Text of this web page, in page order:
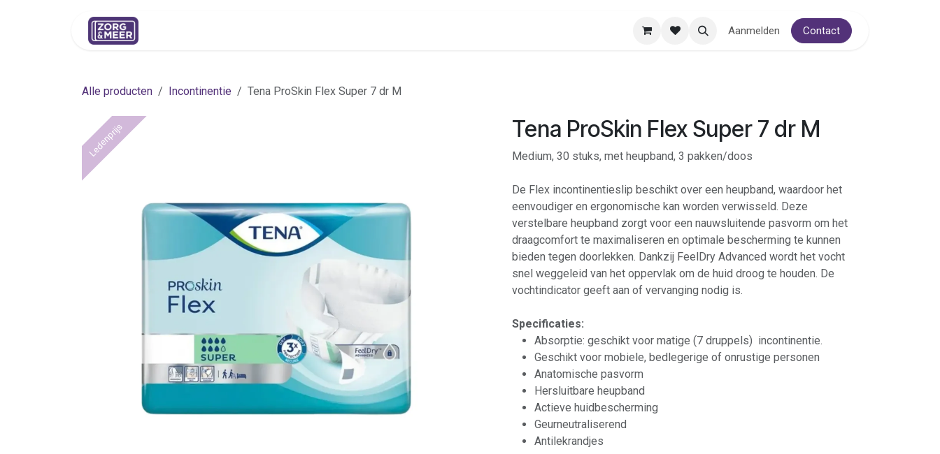
Aanmelden Contact
Alle producten Incontinentie Tena ProSkin Flex Super 7 dr M
Ledenprijs Tena ProSkin Flex Super 7 dr M
Medium, 30 stuks, met heupband, 3 pakken/doos
De Flex incontinentieslip beschikt over een heupband, waardoor het
eenvoudiger en ergonomische kan worden verwisseld. Deze
verstelbare heupband zorgt voor een nauwsluitende pasvorm om het
draagcomfort te maximaliseren en optimale bescherming te kunnen
bieden tegen doorlekken. Dankzij FeelDry Advanced wordt het vocht
snel weggeleid van het oppervlak om de huid droog te houden. De
vochtindicator geeft aan of vervanging nodig is.
Specificaties:
Absorptie: geschikt voor matige (7 druppels) incontinentie.
Geschikt voor mobiele, bedlegerige of onrustige personen
Anatomische pasvorm
Hersluitbare heupband
Actieve huidbescherming
Geurneutraliserend
Antilekrandjes